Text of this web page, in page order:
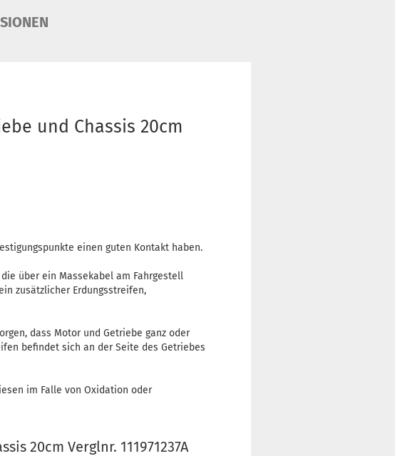
und Chassis 20cm
einen guten Kontakt haben.
über ein Massekabel am Fahrgestell
zusätzlicher Erdungsstreifen,
dass Motor und Getriebe ganz oder
befindet sich an der Seite des Getriebes
im Falle von Oxidation oder
20cm Verglnr. 111971237A